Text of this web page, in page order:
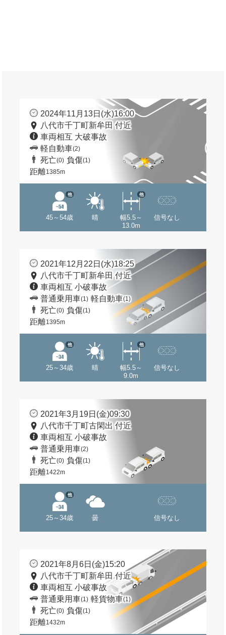
2024年11月13日(水)16:00
八代市千丁町新牟田 付近
車両相互 大破事故
軽自動車(2)
死亡(0) 負傷(1)
距離1385m
45～54歳
他
晴
幅5.5～
13.0m
他
信号なし
2021年12月22日(水)18:25
八代市千丁町新牟田 付近
車両相互 小破事故
普通乗用車(1) 軽自動車(1)
死亡(0) 負傷(1)
距離1395m
25～34歳
他
晴
幅5.5～
9.0m
他
信号なし
2021年3月19日(金)09:30
八代市千丁町古閑出 付近
車両相互 小破事故
普通乗用車(2)
死亡(0) 負傷(1)
距離1422m
25～34歳
他
曇 信号なし
2021年8月6日(金)15:20
八代市千丁町新牟田 付近
車両相互 小破事故
普通乗用車(1) 軽貨物車(1)
死亡(0) 負傷(1)
距離1432m